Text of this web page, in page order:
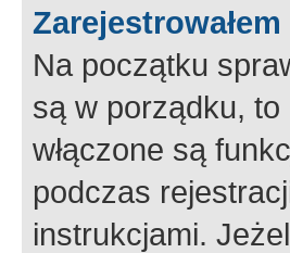
Na początku
są w porządku,
włączone są
podczas
instrukcjami.